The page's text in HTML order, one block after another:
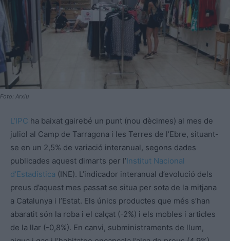
Foto: Arxiu
L’IPC ha baixat gairebé un punt (nou dècimes) al mes de
juliol al Camp de Tarragona i les Terres de l’Ebre, situant-
se en un 2,5% de variació interanual, segons dades
publicades aquest dimarts per l’Institut Nacional
d’Estadística (INE). L’indicador interanual d’evolució dels
preus d’aquest mes passat se situa per sota de la mitjana
a Catalunya i l’Estat. Els únics productes que més s’han
abaratit són la roba i el calçat (-2%) i els mobles i articles
de la llar (-0,8%). En canvi, subministraments de llum,